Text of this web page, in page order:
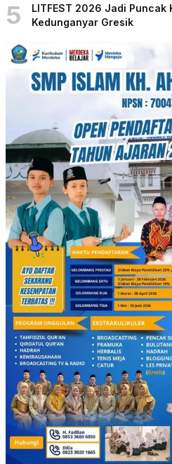
5
LITFEST 2026 Jadi Puncak
Kedunganyar Gresik